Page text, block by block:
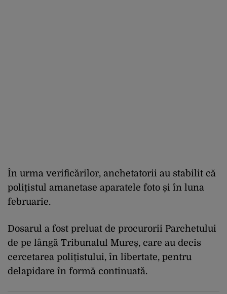
În urma verificărilor, anchetatorii au stabilit că
polițistul amanetase aparatele foto și în luna
februarie.
Dosarul a fost preluat de procurorii Parchetului
de pe lângă Tribunalul Mureș, care au decis
cercetarea polițistului, în libertate, pentru
delapidare în formă continuată.